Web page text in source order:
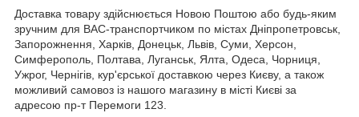
Доставка товару здійснюється Новою Поштою або будь-яким
зручним для ВАС-транспортчиком по містах Дніпропетровськ,
Запорожнення, Харків, Донецьк, Львів, Суми, Херсон,
Симферополь, Полтава, Луганськ, Ялта, Одеса, Чорниця,
Ужрог, Чернігів, кур'єрської доставкою через Києву, а також
можливий самовоз із нашого магазину в місті Києві за
адресою пр-т Перемоги 123.